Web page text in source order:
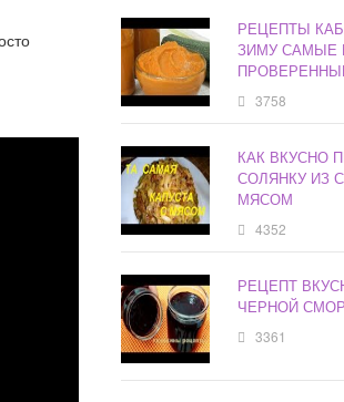
РЕЦЕПТЫ
ЗИМУ САМЫЕ
3758
КАК ВКУСНО
СОЛЯНКУ ИЗ
МЯСОМ
4352
РЕЦЕПТ
ЧЕРНОЙ
3361